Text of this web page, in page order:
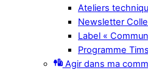
Ateliers
Newsletter
Label «
Programme Tims
Agir dans ma